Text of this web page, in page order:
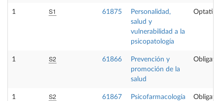
1 S1 61875
Personalidad,
salud y
vulnerabilidad a la
psicopatología
Optativa
1 S2 61866
Prevención y
promoción de la
salud
1 S2 61867
Psicofarmacología